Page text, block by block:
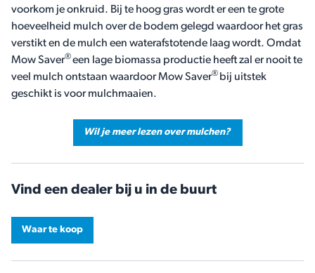
voorkom je onkruid. Bij te hoog gras wordt er een te grote
hoeveelheid mulch over de bodem gelegd waardoor het gras
verstikt en de mulch een waterafstotende laag wordt. Omdat
Mow Saver®een lage biomassa productie heeft zal er nooit te
veel mulch ontstaan waardoor Mow Saver® bij uitstek
geschikt is voor mulchmaaien.
Wil je meer lezen over mulchen?
Vind een dealer bij u in de buurt
Waar te koop